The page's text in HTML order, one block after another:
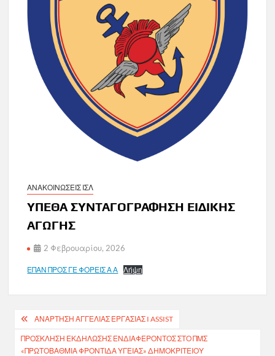
ΑΝΑΚΟΙΝΩΣΕΙΣ ΙΣΛ
ΥΠΕΘΑ ΣΥΝΤΑΓΟΓΡΑΦΗΣΗ ΕΙΔΙΚΗΣ
ΑΓΩΓΗΣ
2 Φεβρουαρίου, 2026
ΕΠΑΝ ΠΡΟΣ ΓΕ ΦΟΡΕΙΣ Α Α Λήψη
Πλοήγηση
άρθρων
ΑΝΆΡΤΗΣΗ ΑΓΓΕΛΊΑΣ ΕΡΓΑΣΊΑΣ I ASSIST
ΠΡΌΣΚΛΗΣΗ ΕΚΔΉΛΩΣΗΣ ΕΝΔΙΑΦΈΡΟΝΤΟΣ ΣΤΟ ΠΜΣ
«ΠΡΩΤΟΒΆΘΜΙΑ ΦΡΟΝΤΊΔΑ ΥΓΕΊΑΣ» ΔΗΜΟΚΡΊΤΕΙΟΥ